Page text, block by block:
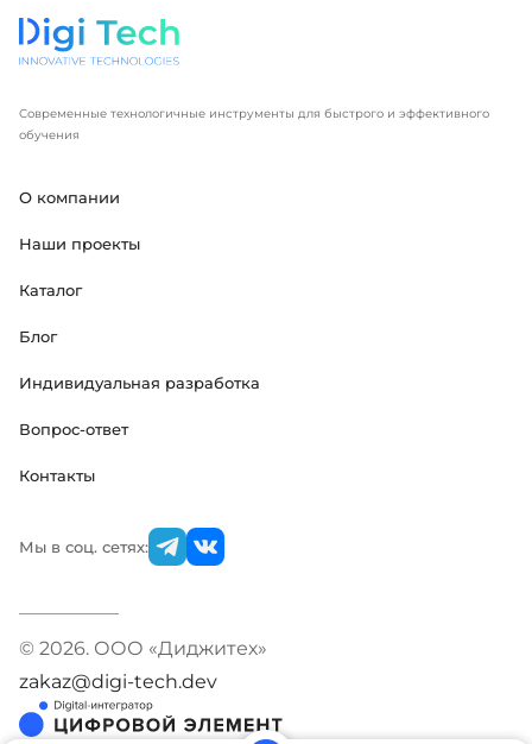
Современные технологичные инструменты для быстрого и эффективного
обучения
О компании
Наши проекты
Каталог
Блог
Индивидуальная разработка
Вопрос-ответ
Контакты
Мы в соц. сетях:
© 2026. ООО «Диджитех»
zakaz@digi-tech.dev